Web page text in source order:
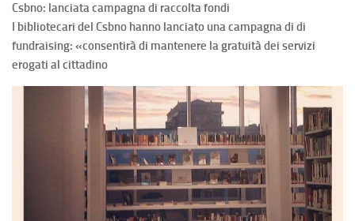
Csbno: lanciata campagna di raccolta fondi
I bibliotecari del Csbno hanno lanciato una campagna di di
fundraising: «consentirà di mantenere la gratuità dei servizi
erogati al cittadino